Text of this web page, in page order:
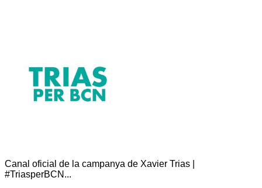
Canal oficial de la campanya de Xavier Trias |
#TriasperBCN...